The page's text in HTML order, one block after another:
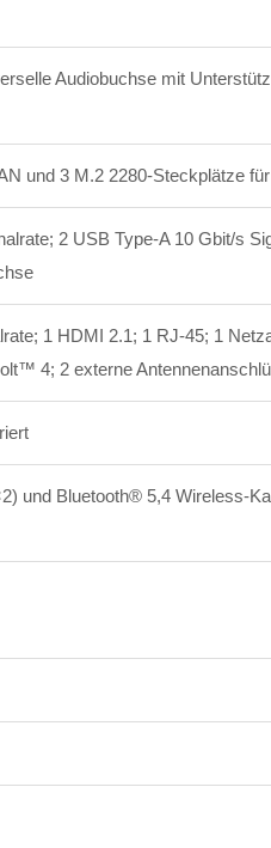
Audiobuchse mit
und 3 M.2 2280-Steckplätze
2 USB Type-A 10 Gbit/s
1 HDMI 2.1; 1 RJ-45; 1
4; 2 externe
und Bluetooth® 5,4 Wireless-